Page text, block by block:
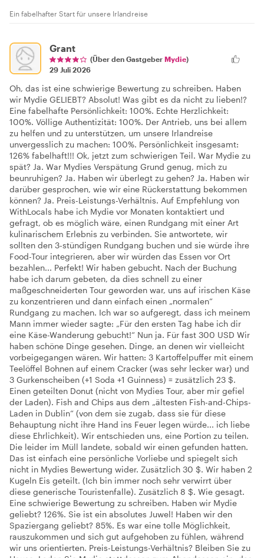
Ein fabelhafter Start für unsere Irlandreise
Grant
(Über den Gastgeber Mydie)
29 Juli 2026
Oh, das ist eine schwierige Bewertung zu schreiben. Haben
wir Mydie GELIEBT? Absolut! Was gibt es da nicht zu lieben!?
Eine fabelhafte Persönlichkeit: 100%. Echte Herzlichkeit:
100%. Völlige Authentizität: 100%. Der Antrieb, uns bei allem
zu helfen und zu unterstützen, um unsere Irlandreise
unvergesslich zu machen: 100%. Persönlichkeit insgesamt:
126% fabelhaft!!! Ok, jetzt zum schwierigen Teil. War Mydie zu
spät? Ja. War Mydies Verspätung Grund genug, mich zu
beunruhigen? Ja. Haben wir überlegt zu gehen? Ja. Haben wir
darüber gesprochen, wie wir eine Rückerstattung bekommen
können? Ja. Preis-Leistungs-Verhältnis. Auf Empfehlung von
WithLocals habe ich Mydie vor Monaten kontaktiert und
gefragt, ob es möglich wäre, einen Rundgang mit einer Art
kulinarischem Erlebnis zu verbinden. Sie antwortete, wir
sollten den 3-stündigen Rundgang buchen und sie würde ihre
Food-Tour integrieren, aber wir würden das Essen vor Ort
bezahlen... Perfekt! Wir haben gebucht. Nach der Buchung
habe ich darum gebeten, da dies schnell zu einer
maßgeschneiderten Tour geworden war, uns auf irischen Käse
zu konzentrieren und dann einfach einen „normalen“
Rundgang zu machen. Ich war so aufgeregt, dass ich meinem
Mann immer wieder sagte: „Für den ersten Tag habe ich dir
eine Käse-Wanderung gebucht!“ Nun ja. Für fast 300 USD Wir
haben schöne Dinge gesehen. Dinge, an denen wir vielleicht
vorbeigegangen wären. Wir hatten: 3 Kartoffelpuffer mit einem
Teelöffel Bohnen auf einem Cracker (was sehr lecker war) und
3 Gurkenscheiben (+1 Soda +1 Guinness) = zusätzlich 23 $.
Einen geteilten Donut (nicht von Mydies Tour, aber mir gefiel
der Laden). Fish and Chips aus dem „ältesten Fish-and-Chips-
Laden in Dublin“ (von dem sie zugab, dass sie für diese
Behauptung nicht ihre Hand ins Feuer legen würde... ich liebe
diese Ehrlichkeit). Wir entschieden uns, eine Portion zu teilen.
Die leider im Müll landete, sobald wir einen gefunden hatten.
Das ist einfach eine persönliche Vorliebe und spiegelt sich
nicht in Mydies Bewertung wider. Zusätzlich 30 $. Wir haben 2
Kugeln Eis geteilt. (Ich bin immer noch sehr verwirrt über
diese generische Touristenfalle). Zusätzlich 8 $. Wie gesagt.
Eine schwierige Bewertung zu schreiben. Haben wir Mydie
geliebt? 126%. Sie ist ein absolutes Juwel! Haben wir den
Spaziergang geliebt? 85%. Es war eine tolle Möglichkeit,
rauszukommen und sich gut aufgehoben zu fühlen, während
wir uns orientierten. Preis-Leistungs-Verhältnis? Bleiben Sie zu